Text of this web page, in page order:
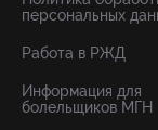
персональных
Работа в РЖД
Информация для
болельщиков МГН